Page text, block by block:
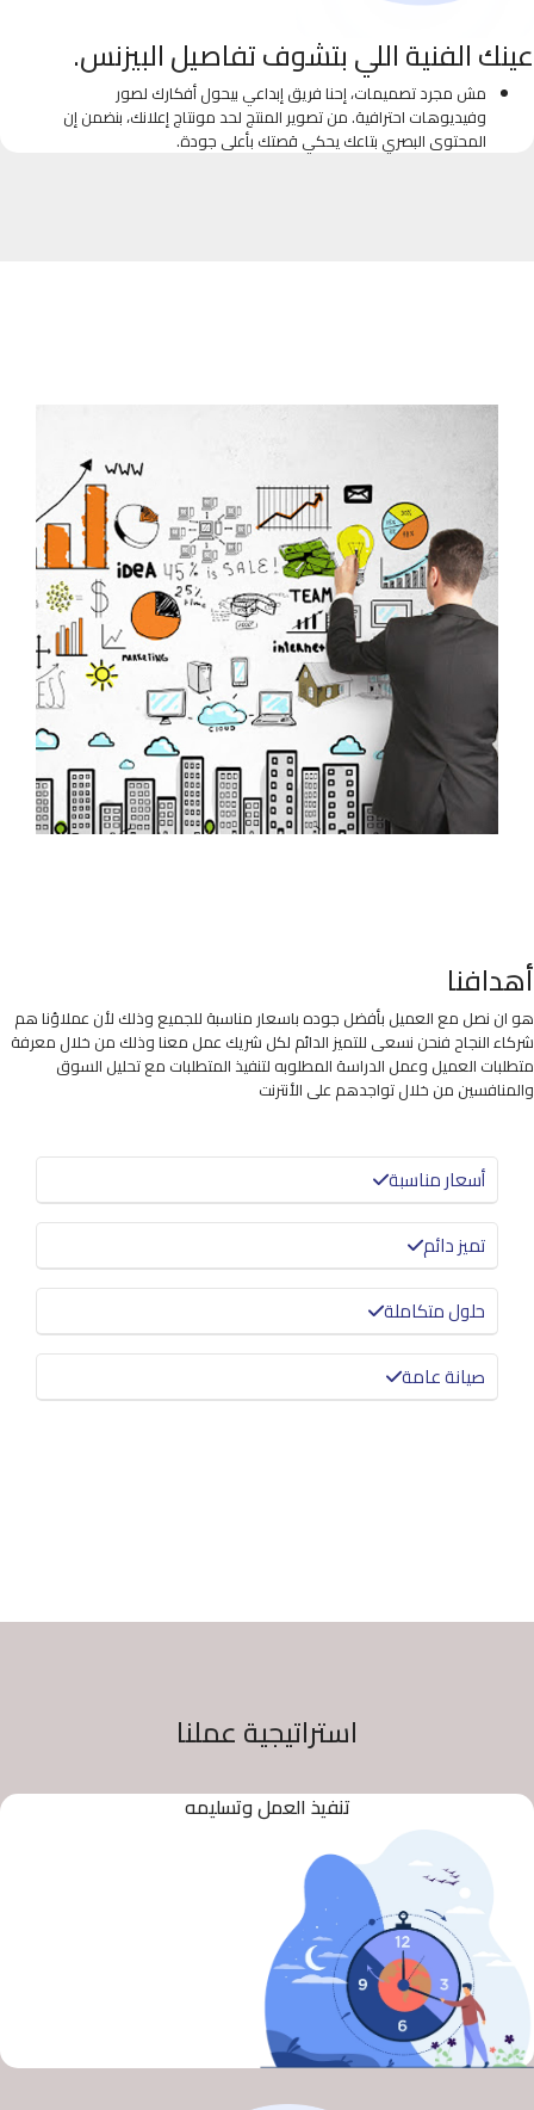
عينك الفنية اللي بتشوف تفاصيل البيزنس.
مش مجرد تصميمات، إحنا فريق إبداعي بيحول أفكارك لصور
وفيديوهات احترافية. من تصوير المنتج لحد مونتاج إعلانك، بنضمن إن
المحتوى البصري بتاعك يحكي قصتك بأعلى جودة.
أهدافنا
هو ان نصل مع العميل بأفضل جوده باسعار مناسبة للجميع وذلك لأن عملاؤنا هم
شركاء النجاح فنحن نسعى للتميز الدائم لكل شريك عمل معنا وذلك من خلال معرفة
متطلبات العميل وعمل الدراسة المطلوبه لتنفيذ المتطلبات مع تحليل السوق
والمنافسين من خلال تواجدهم على الأنترنت
أسعار مناسبة
تميز دائم
حلول متكاملة
صيانة عامة
استراتيجية عملنا
تنفيذ العمل وتسليمه